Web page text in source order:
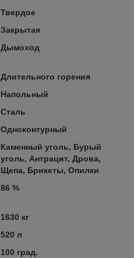
Твердое
Закрытая
Дымоход
Длительного горения
Напольный
Сталь
Одноконтурный
Каменный уголь, Бурый
уголь, Антрацит, Дрова,
Щепа, Брикеты, Опилки
86 %
1630 кг
520 л
100 град.